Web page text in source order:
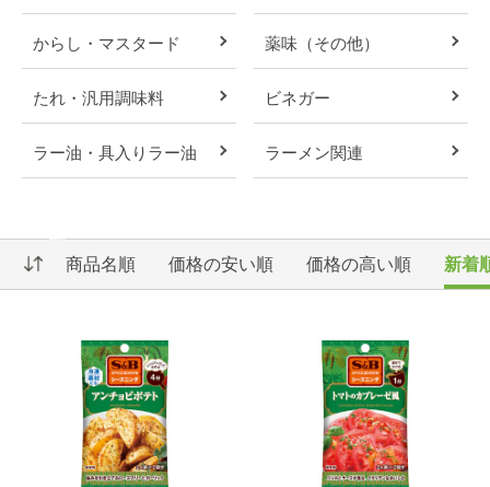
からし・マスタード 薬味（その他）
たれ・汎用調味料 ビネガー
ラー油・具入りラー油 ラーメン関連
商品名順 価格の安い順 価格の高い順 新着